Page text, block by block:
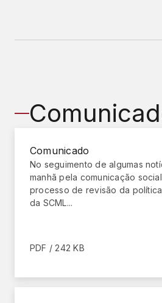
Comunicado
No seguimento de algumas
manhã pela comunicação
processo de revisão da
da SCML...
PDF / 242 KB